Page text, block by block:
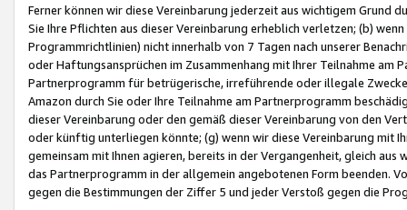
Ferner können wir diese Vereinbarung jederzeit aus wichtigem Grund
Sie Ihre Pflichten aus dieser Vereinbarung erheblich verletzen; (b)
Programmrichtlinien) nicht innerhalb von 7 Tagen nach unserer
oder Haftungsansprüchen im Zusammenhang mit Ihrer Teilnahme am
Partnerprogramm für betrügerische, irreführende oder illegale
Amazon durch Sie oder Ihre Teilnahme am Partnerprogramm
dieser Vereinbarung oder den gemäß dieser Vereinbarung von den
oder künftig unterliegen könnte; (g) wenn wir diese Vereinbarung mit
gemeinsam mit Ihnen agieren, bereits in der Vergangenheit, gleich
das Partnerprogramm in der allgemein angebotenen Form beenden.
gegen die Bestimmungen der Ziffer 5 und jeder Verstoß gegen die